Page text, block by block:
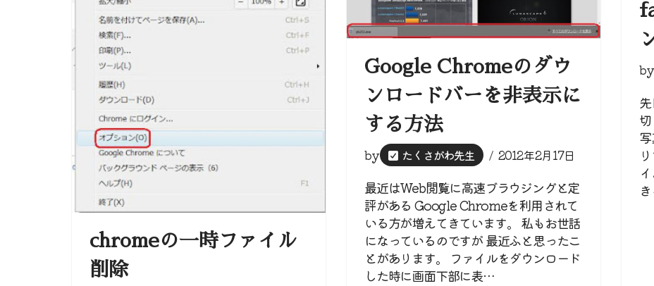
chromeの一時ファイル
削除
Google Chromeのダウ
ンロードバーを非表示に
する方法
by たくさがわ先生 2012年2月17日
最近はWeb閲覧に高速ブラウジングと定
評がある Google Chromeを利用されて
いる方が増えてきています。 私もお世話
になっているのですが 最近ふと思ったこ
とがあります。 ファイルをダウンロード
した時に画面下部に表…